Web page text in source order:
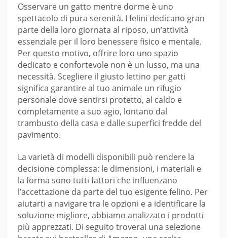
Osservare un gatto mentre dorme è uno
spettacolo di pura serenità. I felini dedicano gran
parte della loro giornata al riposo, un’attività
essenziale per il loro benessere fisico e mentale.
Per questo motivo, offrire loro uno spazio
dedicato e confortevole non è un lusso, ma una
necessità. Scegliere il giusto lettino per gatti
significa garantire al tuo animale un rifugio
personale dove sentirsi protetto, al caldo e
completamente a suo agio, lontano dal
trambusto della casa e dalle superfici fredde del
pavimento.
La varietà di modelli disponibili può rendere la
decisione complessa: le dimensioni, i materiali e
la forma sono tutti fattori che influenzano
l’accettazione da parte del tuo esigente felino. Per
aiutarti a navigare tra le opzioni e a identificare la
soluzione migliore, abbiamo analizzato i prodotti
più apprezzati. Di seguito troverai una selezione